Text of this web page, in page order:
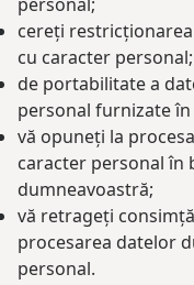
cereți
cu caracter personal;
de portabilitate a
personal furnizate
vă opuneți la
caracter personal în
dumneavoastră;
vă retrageți
procesarea datelor
personal.